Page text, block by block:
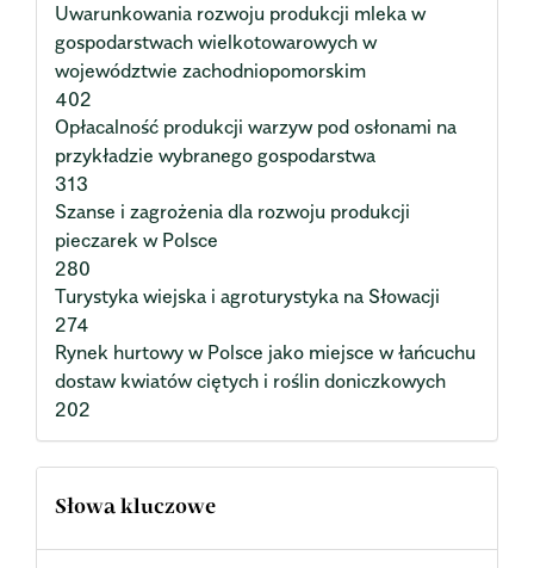
Uwarunkowania rozwoju produkcji mleka w
gospodarstwach wielkotowarowych w
województwie zachodniopomorskim
402
Opłacalność produkcji warzyw pod osłonami na
przykładzie wybranego gospodarstwa
313
Szanse i zagrożenia dla rozwoju produkcji
pieczarek w Polsce
280
Turystyka wiejska i agroturystyka na Słowacji
274
Rynek hurtowy w Polsce jako miejsce w łańcuchu
dostaw kwiatów ciętych i roślin doniczkowych
202
Słowa kluczowe